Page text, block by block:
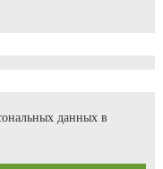
данных в